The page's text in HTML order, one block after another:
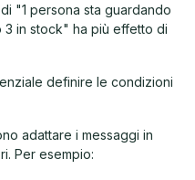
"1 persona sta guardando
in stock" ha più effetto di
definire le condizioni
adattare i messaggi in
Per esempio: